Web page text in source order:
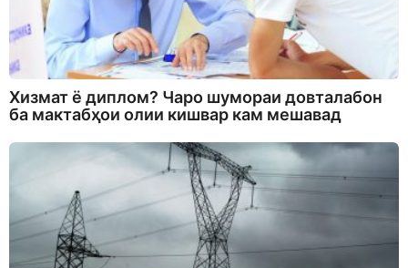
Хизмат ё диплом? Чаро шумораи довталабон
ба мактабҳои олии кишвар кам мешавад